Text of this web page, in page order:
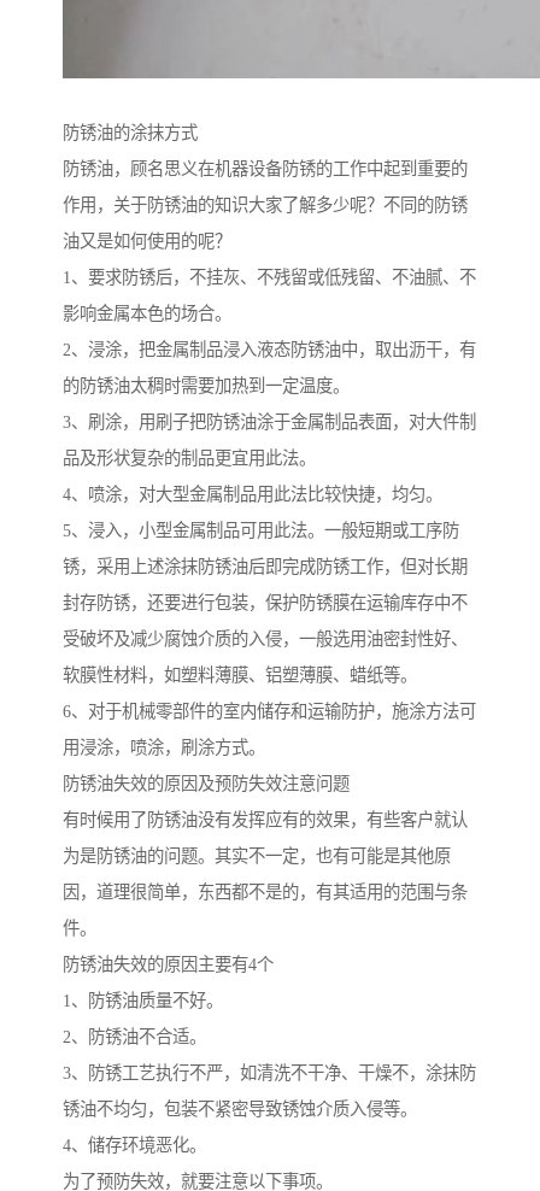
防锈油的涂抹方式
防锈油，顾名思义在机器设备防锈的工作中起到重要的
作用，关于防锈油的知识大家了解多少呢？不同的防锈
油又是如何使用的呢？
1、要求防锈后，不挂灰、不残留或低残留、不油腻、不
影响金属本色的场合。
2、浸涂，把金属制品浸入液态防锈油中，取出沥干，有
的防锈油太稠时需要加热到一定温度。
3、刷涂，用刷子把防锈油涂于金属制品表面，对大件制
品及形状复杂的制品更宜用此法。
4、喷涂，对大型金属制品用此法比较快捷，均匀。
5、浸入，小型金属制品可用此法。一般短期或工序防
锈，采用上述涂抹防锈油后即完成防锈工作，但对长期
封存防锈，还要进行包装，保护防锈膜在运输库存中不
受破坏及减少腐蚀介质的入侵，一般选用油密封性好、
软膜性材料，如塑料薄膜、铝塑薄膜、蜡纸等。
6、对于机械零部件的室内储存和运输防护，施涂方法可
用浸涂，喷涂，刷涂方式。
防锈油失效的原因及预防失效注意问题
有时候用了防锈油没有发挥应有的效果，有些客户就认
为是防锈油的问题。其实不一定，也有可能是其他原
因，道理很简单，东西都不是的，有其适用的范围与条
件。
防锈油失效的原因主要有4个
1、防锈油质量不好。
2、防锈油不合适。
3、防锈工艺执行不严，如清洗不干净、干燥不，涂抹防
锈油不均匀，包装不紧密导致锈蚀介质入侵等。
4、储存环境恶化。
为了预防失效，就要注意以下事项。